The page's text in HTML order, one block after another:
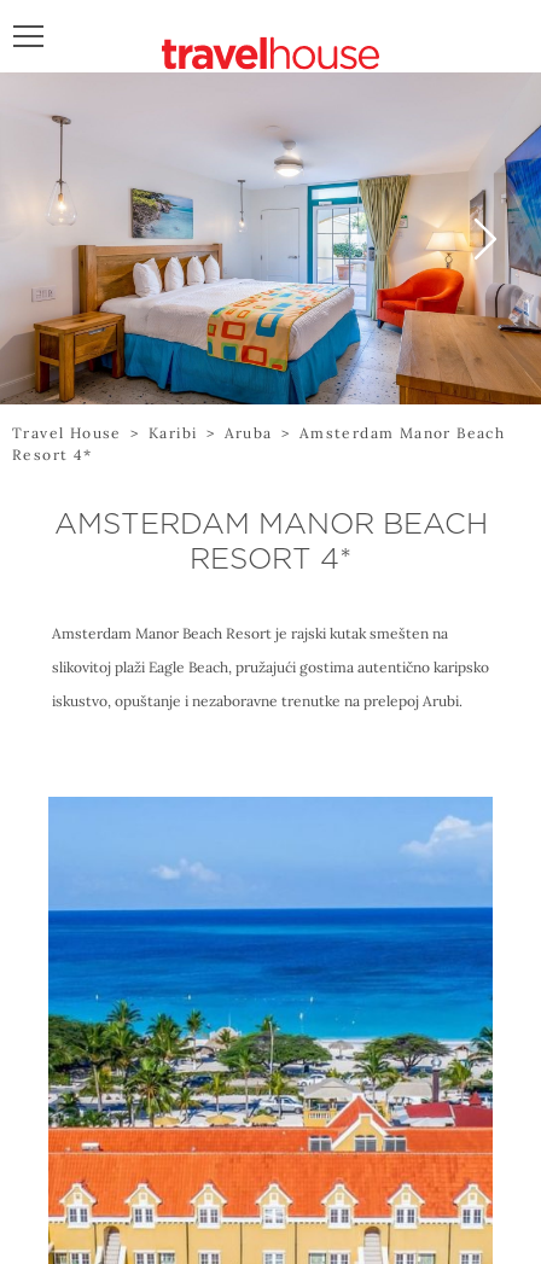
Travel House > Karibi > Aruba > Amsterdam Manor Beach
Resort 4*
AMSTERDAM MANOR BEACH
RESORT 4*
Amsterdam Manor Beach Resort je rajski kutak smešten na
slikovitoj plaži Eagle Beach, pružajući gostima autentično karipsko
iskustvo, opuštanje i nezaboravne trenutke na prelepoj Arubi.